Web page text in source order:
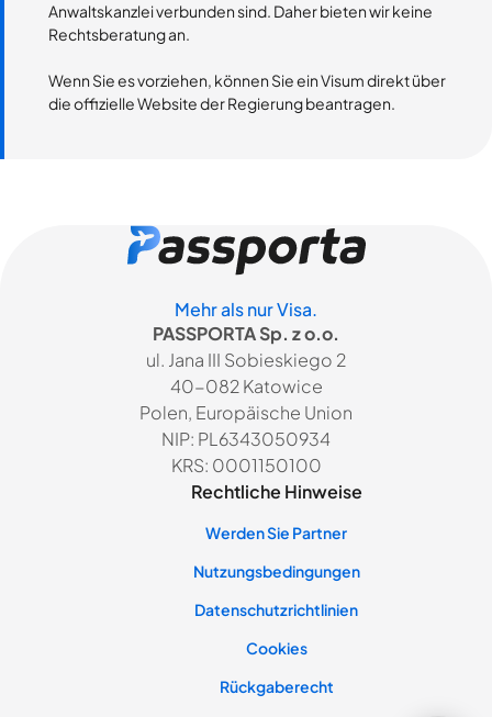
Anwaltskanzlei verbunden sind. Daher bieten wir keine
Rechtsberatung an.
Wenn Sie es vorziehen, können Sie ein Visum direkt über
die offizielle Website der Regierung beantragen.
Mehr als nur Visa.
PASSPORTA Sp. z o.o.
ul. Jana III Sobieskiego 2
40-082 Katowice
Polen, Europäische Union
NIP: PL6343050934
KRS: 0001150100
Rechtliche Hinweise
Werden Sie Partner
Nutzungsbedingungen
Datenschutzrichtlinien
Cookies
Rückgaberecht